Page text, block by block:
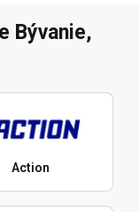
Bývanie,
Action